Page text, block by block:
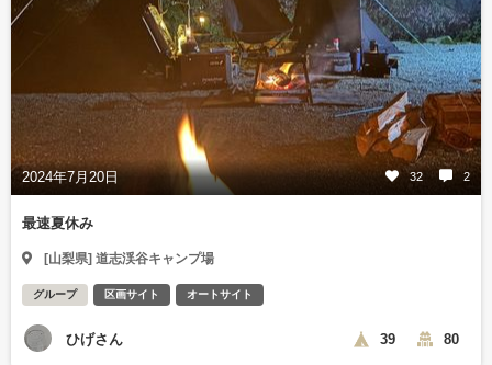
2024年7月20日 32 2
最速夏休み
[山梨県] 道志渓谷キャンプ場
グループ 区画サイト オートサイト
ひげさん 39 80